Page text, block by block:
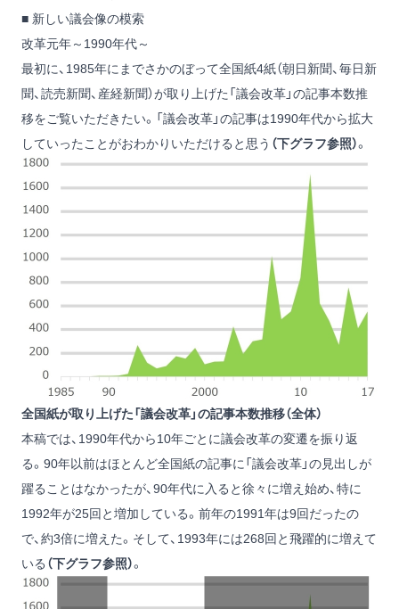
■ 新しい議会像の模索
改革元年～1990年代～
最初に、1985年にまでさかのぼって全国紙4紙（朝日新聞、毎日新
聞、読売新聞、産経新聞）が取り上げた「議会改革」の記事本数推
移をご覧いただきたい。「議会改革」の記事は1990年代から拡大
していったことがおわかりいただけると思う （下グラフ参照）。
全国紙が取り上げた「議会改革」の記事本数推移（全体）
本稿では、1990年代から10年ごとに議会改革の変遷を振り返
る。90年以前はほとんど全国紙の記事に「議会改革」の見出しが
躍ることはなかったが、90年代に入ると徐々に増え始め、特に
1992年が25回と増加している。前年の1991年は9回だったの
で、約3倍に増えた。そして、1993年には268回と飛躍的に増えて
いる （下グラフ参照）。